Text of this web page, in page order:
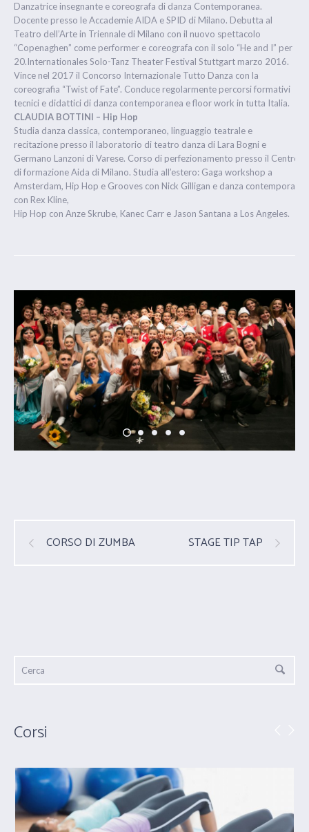
Danzatrice insegnante e coreografa di danza Contemporanea.
Docente presso le Accademie AIDA e SPID di Milano. Debutta al
Teatro dell’Arte in Triennale di Milano con il nuovo spettacolo
“Copenaghen” come performer e coreografa con il solo “He and I” per
20.Internationales Solo-Tanz Theater Festival Stuttgart marzo 2016.
Vince nel 2017 il Concorso Internazionale Tutto Danza con la
coreografia “Twist of Fate”. Conduce regolarmente percorsi formativi
tecnici e didattici di danza contemporanea e floor work in tutta Italia.
CLAUDIA BOTTINI – Hip Hop
Studia danza classica, contemporaneo, linguaggio teatrale e
recitazione presso il laboratorio di teatro danza di Lara Bogni e
Germano Lanzoni di Varese. Corso di perfezionamento presso il Centro
di formazione Aida di Milano. Studia all’estero: Gaga workshop a
Amsterdam, Hip Hop e Grooves con Nick Gilligan e danza
con Rex Kline,
Hip Hop con Anze Skrube, Kanec Carr e Jason Santana a Los Angeles.
CORSO DI ZUMBA STAGE TIP TAP
Corsi